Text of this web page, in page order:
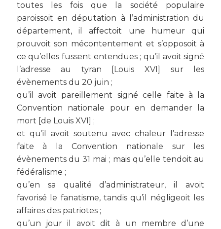
toutes les fois que la société populaire
paroissoit en députation à l’administration du
département, il affectoit une humeur qui
prouvoit son mécontentement et s’opposoit à
ce qu’elles fussent entendues ; qu’il avoit signé
l’adresse au tyran [Louis XVI] sur les
évènements du 20 juin ;
qu’il avoit pareillement signé celle faite à la
Convention nationale pour en demander la
mort [de Louis XVI] ;
et qu’il avoit soutenu avec chaleur l’adresse
faite à la Convention nationale sur les
évènements du 31 mai ; mais qu’elle tendoit au
fédéralisme ;
qu’en sa qualité d’administrateur, il avoit
favorisé le fanatisme, tandis qu’il négligeoit les
affaires des patriotes ;
qu’un jour il avoit dit à un membre d’une